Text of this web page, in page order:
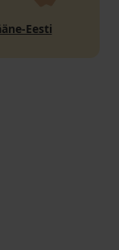
Eesti